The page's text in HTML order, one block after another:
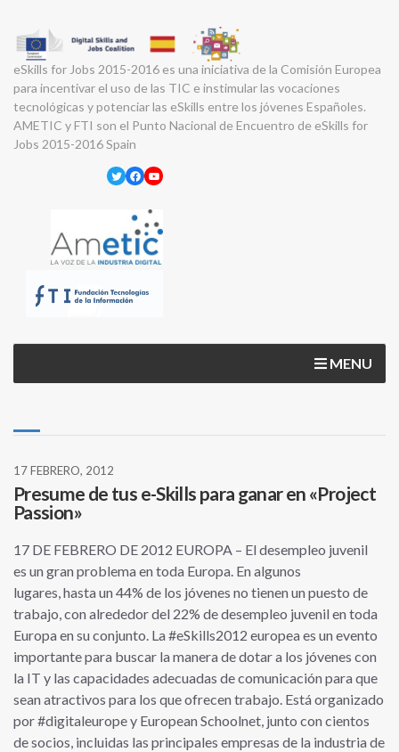
eSkills for Jobs 2015-2016 es una iniciativa de la Comisión Europea
para incentivar el uso de las TIC e instimular las vocaciones
tecnológicas y potenciar las eSkills entre los jóvenes Españoles.
AMETIC y FTI son el Punto Nacional de Encuentro de eSkills for
Jobs 2015-2016 Spain
Twitter
Facebook
YouTube
MENU
17 FEBRERO, 2012
Presume de tus e-Skills para ganar en «Project
Passion»
17 DE FEBRERO DE 2012 EUROPA – El desempleo juvenil
es un gran problema en toda Europa. En algunos
lugares, hasta un 44% de los jóvenes no tienen un puesto de
trabajo, con alrededor del 22% de desempleo juvenil en toda
Europa en su conjunto. La #eSkills2012 europea es un evento
importante para buscar la manera de dotar a los jóvenes con
la IT y las capacidades adecuadas de comunicación para que
sean atractivos para los que ofrecen trabajo. Está organizado
por #digitaleurope y European Schoolnet, junto con cientos
de socios, incluidas las principales empresas de la industria de